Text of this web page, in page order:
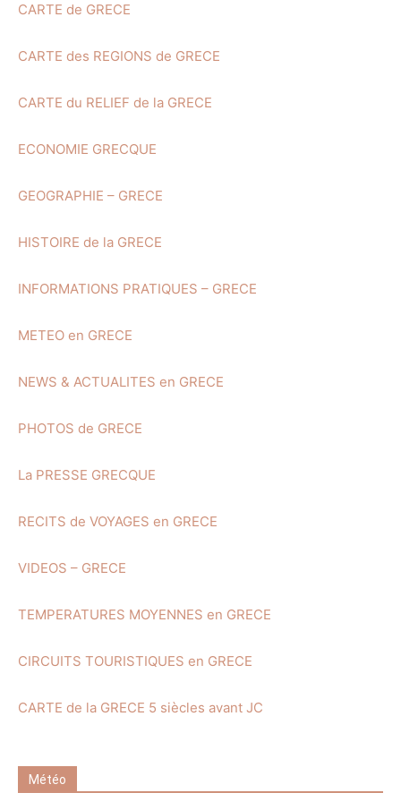
CARTE de GRECE
CARTE des REGIONS de GRECE
CARTE du RELIEF de la GRECE
ECONOMIE GRECQUE
GEOGRAPHIE – GRECE
HISTOIRE de la GRECE
INFORMATIONS PRATIQUES – GRECE
METEO en GRECE
NEWS & ACTUALITES en GRECE
PHOTOS de GRECE
La PRESSE GRECQUE
RECITS de VOYAGES en GRECE
VIDEOS – GRECE
TEMPERATURES MOYENNES en GRECE
CIRCUITS TOURISTIQUES en GRECE
CARTE de la GRECE 5 siècles avant JC
Météo